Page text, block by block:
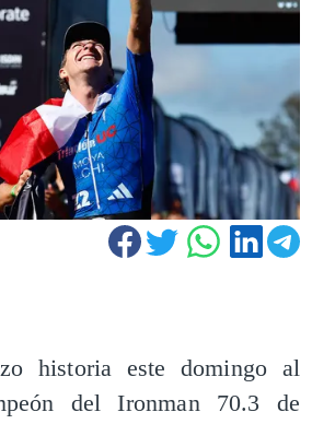
historia este domingo al
del Ironman 70.3 de